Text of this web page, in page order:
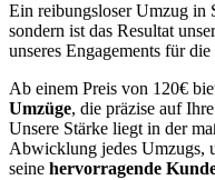
Ein reibungsloser Umzug in
sondern ist das Resultat
unseres Engagements für
Ab einem Preis von 120€
Umzüge, die präzise auf
Unsere Stärke liegt in der
Abwicklung jedes Umzugs,
seine hervorragende